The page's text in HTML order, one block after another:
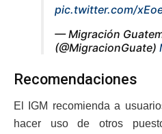
pic.twitter.com/
— Migración
(@MigracionGuate)
Recomendaciones
El IGM recomienda a
hacer uso de otros